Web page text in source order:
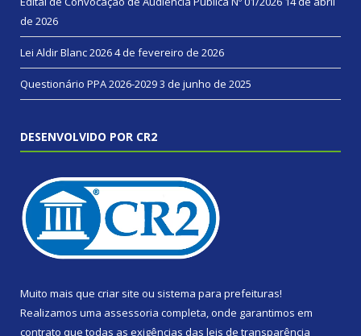
de 2026
Lei Aldir Blanc 20264 de fevereiro de 2026
Questionário PPA 2026-20293 de junho de 2025
DESENVOLVIDO POR CR2
Muito mais que criar site ou sistema para prefeituras!
Realizamos uma assessoria completa, onde garantimos em
contrato que todas as exigências das leis de transparência